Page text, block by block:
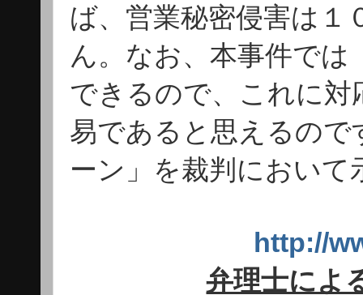
ば、営業秘密侵害は１
ん。なお、本事件では
できるので、これに
易であると思えるの
ーン」を裁判におい
http://
弁理士によ